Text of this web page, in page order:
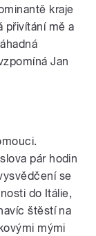
kraje
přivítání mě a
Jan
pár hodin
se
do Itálie,
štěstí na
mými